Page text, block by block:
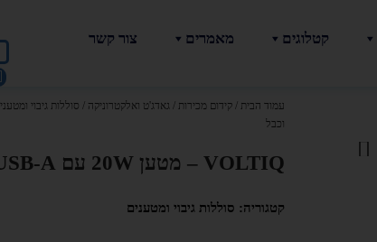
קטלוגים מאמרים צור קשר
עמוד הבית / קידום מכירות / גאדג'ט ואלקטרוניקה / סוללות גיבוי
וכבל
VOLTIQ – מטען 20W עם USB-A ו-USB-C וכבל
קטגוריה: סוללות גיבוי ומטענים